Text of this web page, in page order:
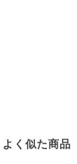
よく似た商品